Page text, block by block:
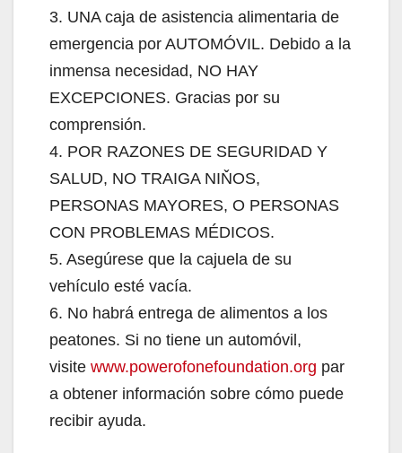
3. UNA caja de asistencia alimentaria de
emergencia por AUTOMÓVIL. Debido a la
inmensa necesidad, NO HAY
EXCEPCIONES. Gracias por su
comprensión.
4. POR RAZONES DE SEGURIDAD Y
SALUD, NO TRAIGA NIŇOS,
PERSONAS MAYORES, O PERSONAS
CON PROBLEMAS MÉDICOS.
5. Asegúrese que la cajuela de su
vehículo esté vacía.
6. No habrá entrega de alimentos a los
peatones. Si no tiene un automóvil,
visite www.powerofonefoundation.org par
a obtener información sobre cómo puede
recibir ayuda.